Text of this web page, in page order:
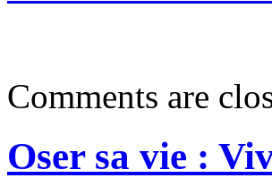
Comments are
Oser sa vie :